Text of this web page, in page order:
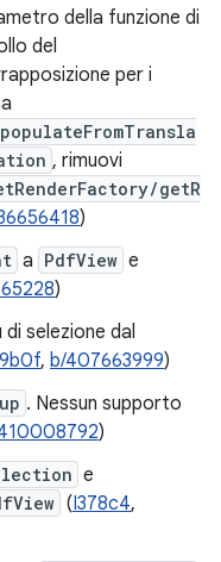
della funzione di
del
per i
, rimuovi
getR
)
a PdfView e
)
di selezione dal
, b/407663999)
. Nessun supporto
)
e
(I378c4,